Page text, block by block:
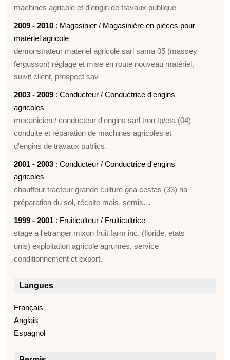
machines agricole et d'engin de travaux publique
2009 - 2010 : Magasinier / Magasinière en pièces pour
matériel agricole
demonstrateur materiel agricole sarl sama 05 (massey
fergusson) réglage et mise en route nouveau matériel,
suivit client, prospect sav
2003 - 2009 : Conducteur / Conductrice d'engins
agricoles
mecanicien / conducteur d'engins sarl tron tp/eta (04)
conduite et réparation de machines agricoles et
d'engins de travaux publics.
2001 - 2003 : Conducteur / Conductrice d'engins
agricoles
chauffeur tracteur grande culture gea cestas (33) ha
préparation du sol, récolte mais, semis…
1999 - 2001 : Fruiticulteur / Fruiticultrice
stage a l'etranger mixon fruit farm inc. (floride, etats
unis) exploitation agricole agrumes, service
conditionnement et export.
Langues
Français
Anglais
Espagnol